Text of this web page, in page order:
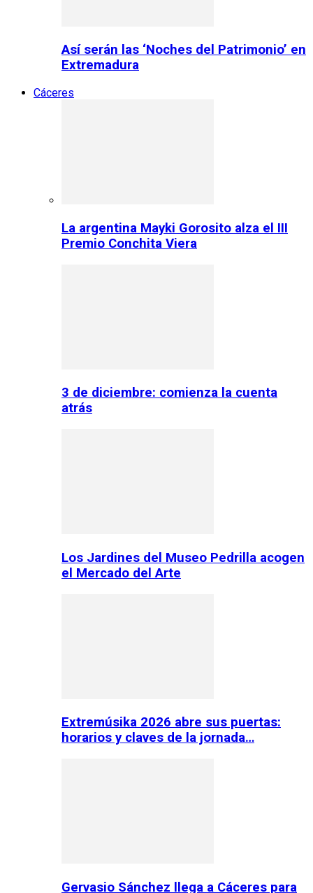
Así serán las ‘Noches del Patrimonio’ en
Extremadura
Cáceres
La argentina Mayki Gorosito alza el III
Premio Conchita Viera
3 de diciembre: comienza la cuenta
atrás
Los Jardines del Museo Pedrilla acogen
el Mercado del Arte
Extremúsika 2026 abre sus puertas:
horarios y claves de la jornada…
Gervasio Sánchez llega a Cáceres para